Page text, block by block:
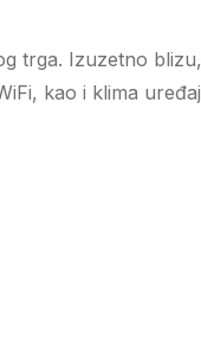
trga. Izuzetno
kao i klima